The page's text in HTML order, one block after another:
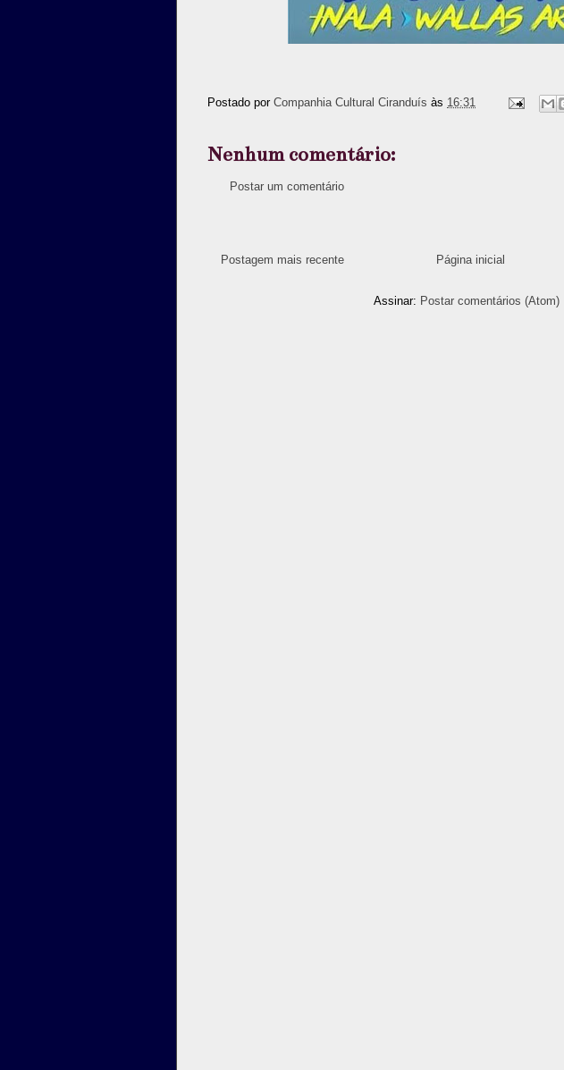
Postado por Companhia Cultural Ciranduís às 16:31
Nenhum comentário:
Postar um comentário
Postagem mais recente Página inicial
Assinar: Postar comentários (Atom)